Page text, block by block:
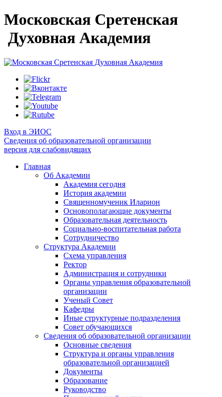
Московская Сретенская
Духовная Академия
Вход в ЭИОС
Сведения об образовательной организации
версия для слабовидящих
Главная
Об Академии
Академия сегодня
История академии
Священномученик Иларион
Основополагающие документы
Образовательная деятельность
Социально-воспитательная работа
Сотрудничество
Структура Академии
Схема управления
Ректор
Администрация и сотрудники
Органы управления образовательной
организации
Ученый Совет
Кафедры
Иные структурные подразделения
Совет обучающихся
Сведения об образовательной организации
Основные сведения
Структура и органы управления
образовательной организацией
Документы
Образование
Руководство